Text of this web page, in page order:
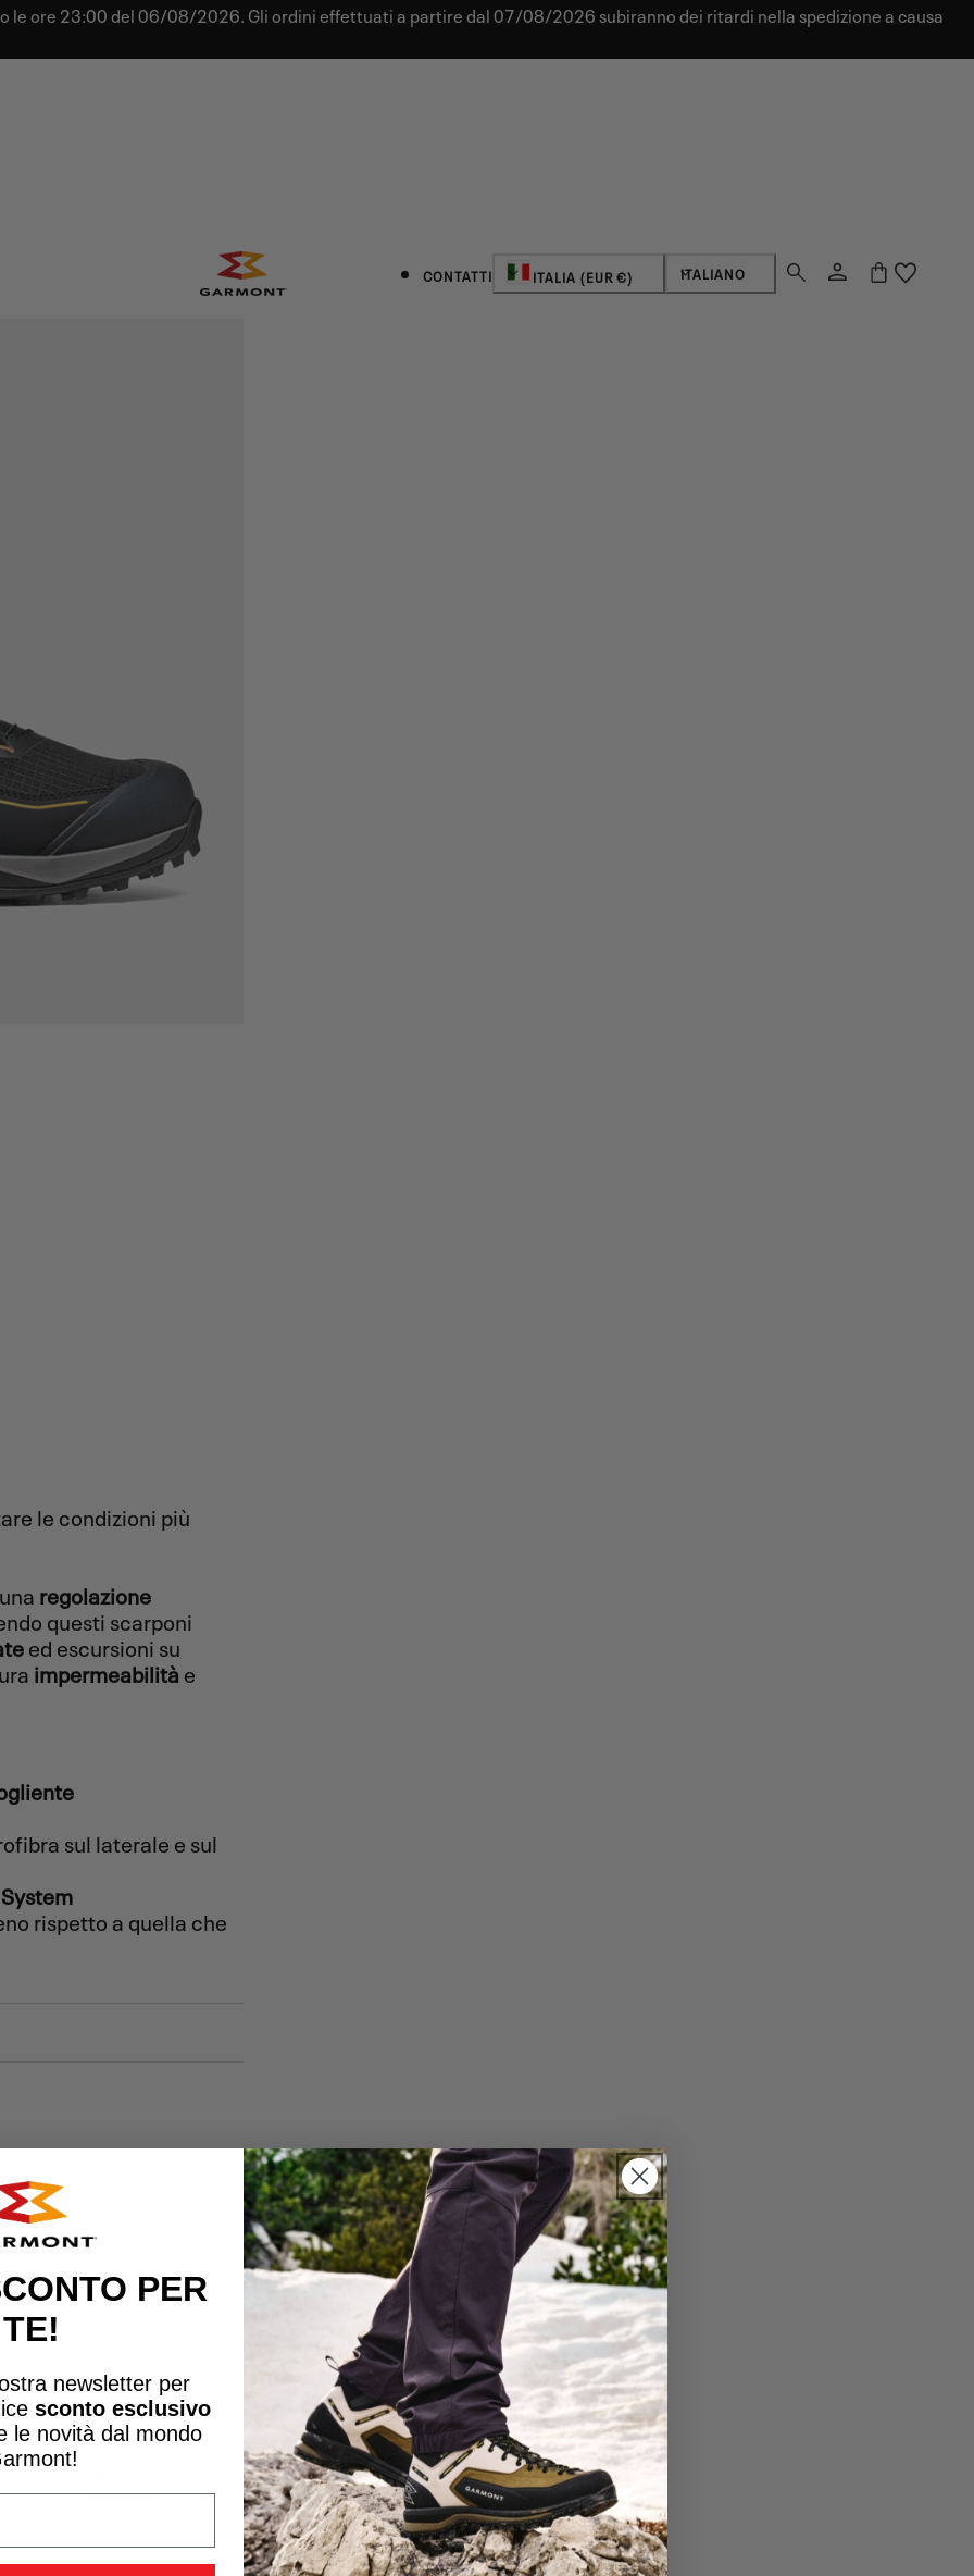
ore 23:00 del 06/08/2026. Gli ordini effettuati a partire dal 07/08/2026 subiranno dei ritardi nella spedizione a causa
CONTATTIPaese/regione
ITALIA (EUR €) Lingua
ITALIANO Login Carrello
le condizioni più
regolazione
questi scarponi
ed escursioni su
impermeabilità e
sul laterale e sul
rispetto a quella che
BOA ®
PERCORSI
PER
TE!
newsletter per
sconto esclusivo
le novità dal mondo